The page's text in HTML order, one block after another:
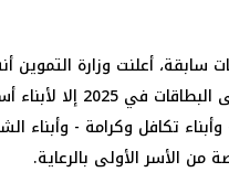
سابقة، أعلنت وزارة التموين
للمواليد على البطاقات في
تكافل وكرامة - وأبناء
من الأسر الأولى بالرعاية.